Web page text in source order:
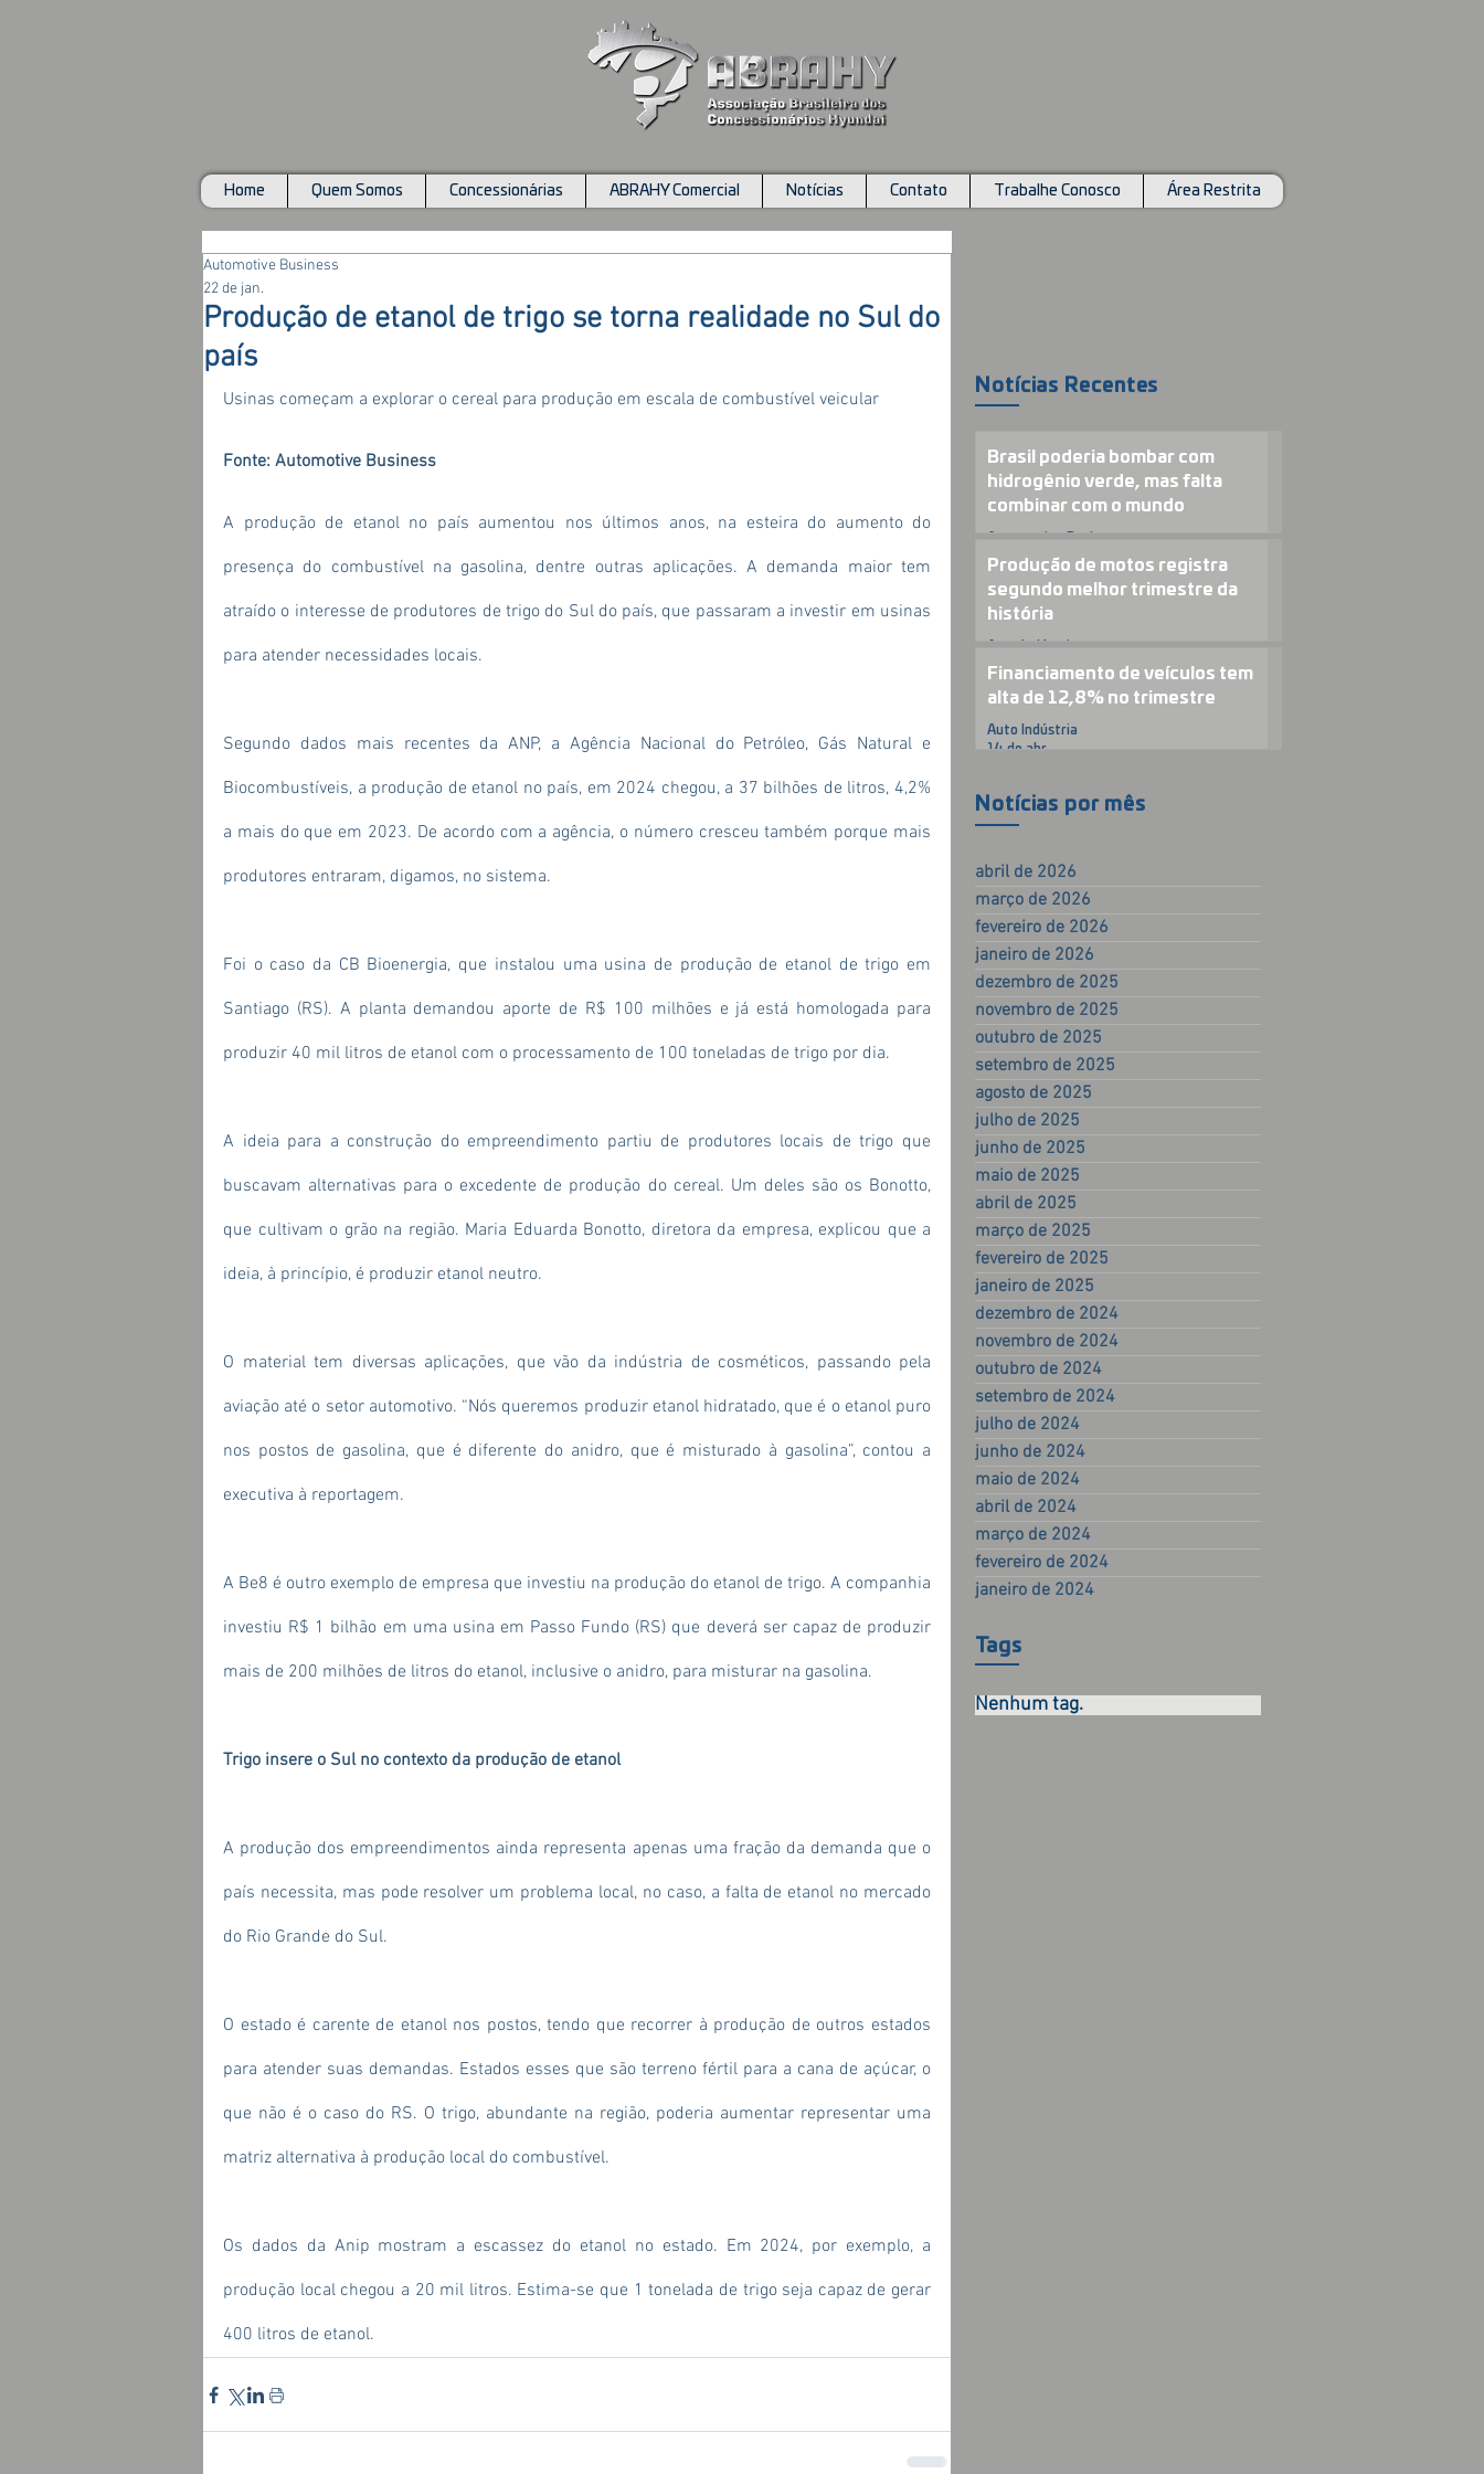
Home Quem Somos Concessionárias ABRAHY Comercial Notícias Contato Trabalhe Conosco Área Restrita
Notícias Recentes
Brasil poderia bombar com
hidrogênio verde, mas falta
combinar com o mundo
23 de abr.
Produção de motos registra
segundo melhor trimestre da
história
15 de abr.
Financiamento de veículos tem
alta de 12,8% no trimestre
Auto Indústria
14 de abr.
Notícias por mês
abril de 2026
março de 2026
fevereiro de 2026
janeiro de 2026
dezembro de 2025
novembro de 2025
outubro de 2025
setembro de 2025
agosto de 2025
julho de 2025
junho de 2025
maio de 2025
abril de 2025
março de 2025
fevereiro de 2025
janeiro de 2025
dezembro de 2024
novembro de 2024
outubro de 2024
setembro de 2024
julho de 2024
junho de 2024
maio de 2024
abril de 2024
março de 2024
fevereiro de 2024
janeiro de 2024
Tags
Nenhum tag.
Produção de etanol de trigo se torna realidade no Sul do
país
Automotive Business
22 de jan.
Usinas começam a explorar o cereal para produção em escala de combustível veicular
Fonte: Automotive Business
A produção de etanol no país aumentou nos últimos anos, na esteira do aumento do
presença do combustível na gasolina, dentre outras aplicações. A demanda maior tem
atraído o interesse de produtores de trigo do Sul do país, que passaram a investir em usinas
para atender necessidades locais.
Segundo dados mais recentes da ANP, a Agência Nacional do Petróleo, Gás Natural e
Biocombustíveis, a produção de etanol no país, em 2024 chegou, a 37 bilhões de litros, 4,2%
a mais do que em 2023. De acordo com a agência, o número cresceu também porque mais
produtores entraram, digamos, no sistema.
Foi o caso da CB Bioenergia, que instalou uma usina de produção de etanol de trigo em
Santiago (RS). A planta demandou aporte de R$ 100 milhões e já está homologada para
produzir 40 mil litros de etanol com o processamento de 100 toneladas de trigo por dia.
A ideia para a construção do empreendimento partiu de produtores locais de trigo que
buscavam alternativas para o excedente de produção do cereal. Um deles são os Bonotto,
que cultivam o grão na região. Maria Eduarda Bonotto, diretora da empresa, explicou que a
ideia, à princípio, é produzir etanol neutro.
O material tem diversas aplicações, que vão da indústria de cosméticos, passando pela
aviação até o setor automotivo. “Nós queremos produzir etanol hidratado, que é o etanol puro
nos postos de gasolina, que é diferente do anidro, que é misturado à gasolina”, contou a
executiva à reportagem.
A Be8 é outro exemplo de empresa que investiu na produção do etanol de trigo. A companhia
investiu R$ 1 bilhão em uma usina em Passo Fundo (RS) que deverá ser capaz de produzir
mais de 200 milhões de litros do etanol, inclusive o anidro, para misturar na gasolina.
Trigo insere o Sul no contexto da produção de etanol
A produção dos empreendimentos ainda representa apenas uma fração da demanda que o
país necessita, mas pode resolver um problema local, no caso, a falta de etanol no mercado
do Rio Grande do Sul.
O estado é carente de etanol nos postos, tendo que recorrer à produção de outros estados
para atender suas demandas. Estados esses que são terreno fértil para a cana de açúcar, o
que não é o caso do RS. O trigo, abundante na região, poderia aumentar representar uma
matriz alternativa à produção local do combustível.
Os dados da Anip mostram a escassez do etanol no estado. Em 2024, por exemplo, a
produção local chegou a 20 mil litros. Estima-se que 1 tonelada de trigo seja capaz de gerar
400 litros de etanol.